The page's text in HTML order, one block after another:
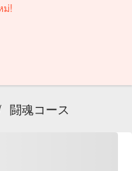
ม่!
闘魂コース